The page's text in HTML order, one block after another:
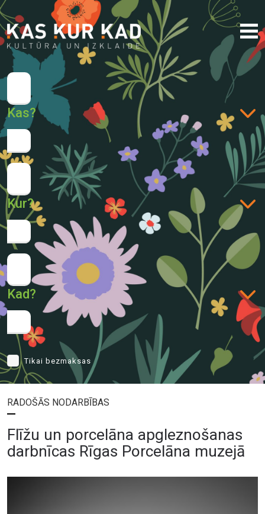
Kas?
Kur?
Kad?
Tikai bezmaksas
RADOŠĀS NODARBĪBAS
Flīžu un porcelāna apgleznošanas
darbnīcas Rīgas Porcelāna muzejā